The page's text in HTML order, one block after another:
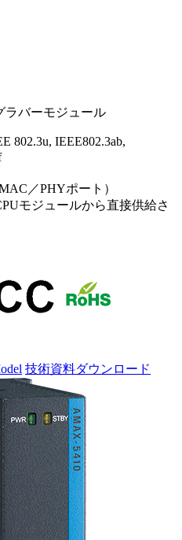
ラバーモジュール
802.3u, IEEE802.3ab,
／PHYポート）
モジュールから直接供給さ
技術資料ダウンロード